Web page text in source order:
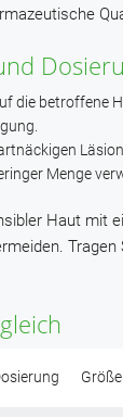
die betroffene
Menge
Haut mit
Tragen
Größe